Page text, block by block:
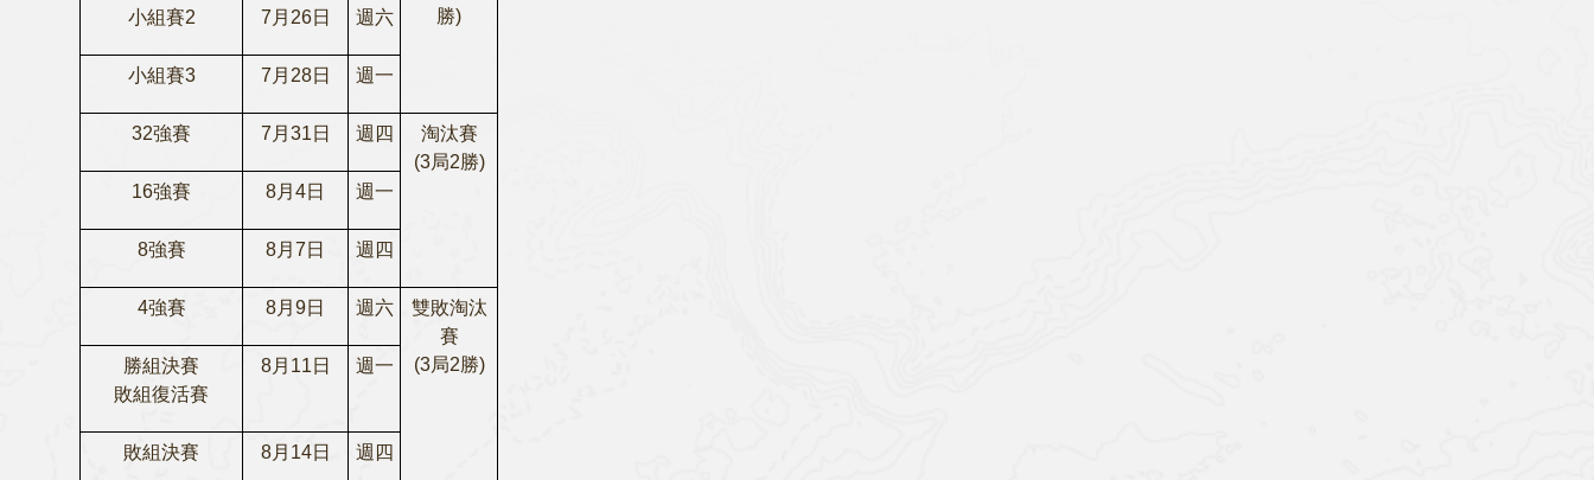
勝)
小組賽2 7月26日 週六
小組賽3 7月28日 週一
32強賽 7月31日 週四
淘汰賽
(3局2勝)
16強賽
8月4日 週一
8強賽 8月7日 週四
4強賽 8月9日 週六
雙敗淘汰
賽
(3局2勝)
勝組決賽
敗組復活賽
8月11日 週一
敗組決賽 8月14日 週四